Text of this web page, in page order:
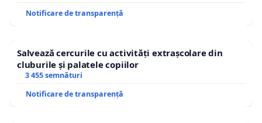
Notificare de transparență
Salvează cercurile cu activități extrașcolare din
cluburile și palatele copiilor
3 455 semnături
Notificare de transparență